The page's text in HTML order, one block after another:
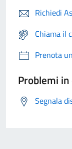
Richiedi
Chiama il
Prenota
Problemi
Segnala